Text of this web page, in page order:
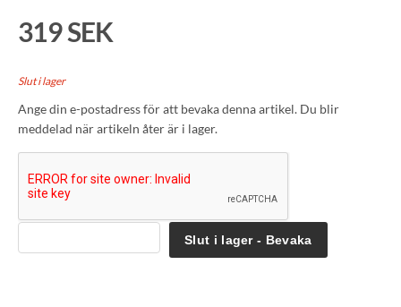
319 SEK
Slut i lager
Ange din e-postadress för att bevaka denna artikel. Du blir
meddelad när artikeln åter är i lager.
Slut i lager - Bevaka